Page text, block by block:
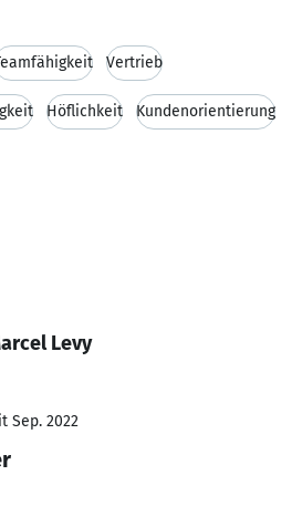
Vertrieb
Höflichkeit Kundenorientierung
Levy
Sep. 2022